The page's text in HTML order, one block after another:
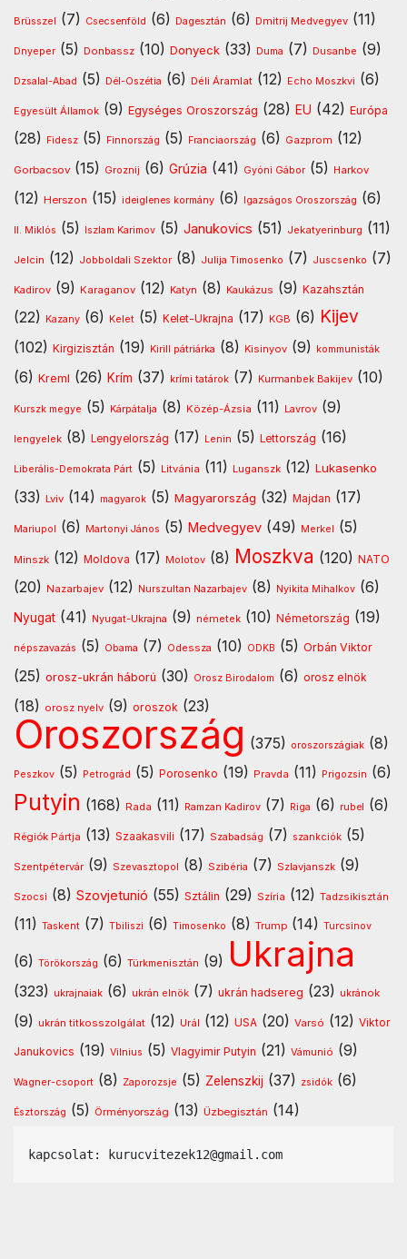
Brüsszel (7) Csecsenföld (6) Dagesztán (6) Dmitrij Medvegyev (11)
Dnyeper (5) Donbassz (10) Donyeck (33) Duma (7) Dusanbe (9)
Dzsalal-Abad (5) Dél-Oszétia (6) Déli Áramlat (12) Echo Moszkvi (6)
Egyesült Államok (9) Egységes Oroszország (28) EU (42) Európa
(28) Fidesz (5) Finnország (5) Franciaország (6) Gazprom (12)
Gorbacsov (15) Groznij (6) Grúzia (41) Gyóni Gábor (5) Harkov
(12) Herszon (15) ideiglenes kormány (6) Igazságos Oroszország (6)
II. Miklós (5) Iszlam Karimov (5) Janukovics (51) Jekatyerinburg (11)
Jelcin (12) Jobboldali Szektor (8) Julija Timosenko (7) Juscsenko (7)
Kadirov (9) Karaganov (12) Katyn (8) Kaukázus (9) Kazahsztán
(22) Kazany (6) Kelet (5) Kelet-Ukrajna (17) KGB (6) Kijev
(102) Kirgizisztán (19) Kirill pátriárka (8) Kisinyov (9) kommunisták
(6) Kreml (26) Krím (37) krími tatárok (7) Kurmanbek Bakijev (10)
Kurszk megye (5) Kárpátalja (8) Közép-Ázsia (11) Lavrov (9)
lengyelek (8) Lengyelország (17) Lenin (5) Lettország (16)
Liberális-Demokrata Párt (5) Litvánia (11) Luganszk (12) Lukasenko
(33) Lviv (14) magyarok (5) Magyarország (32) Majdan (17)
Mariupol (6) Martonyi János (5) Medvegyev (49) Merkel (5)
Minszk (12) Moldova (17) Molotov (8) Moszkva (120) NATO
(20) Nazarbajev (12) Nurszultan Nazarbajev (8) Nyikita Mihalkov (6)
Nyugat (41) Nyugat-Ukrajna (9) németek (10) Németország (19)
népszavazás (5) Obama (7) Odessza (10) ODKB (5) Orbán Viktor
(25) orosz-ukrán háború (30) Orosz Birodalom (6) orosz elnök
(18) orosz nyelv (9) oroszok (23)
Oroszország (375) oroszországiak (8)
Peszkov (5) Petrográd (5) Porosenko (19) Pravda (11) Prigozsin (6)
Putyin (168) Rada (11) Ramzan Kadirov (7) Riga (6) rubel (6)
Régiók Pártja (13) Szaakasvili (17) Szabadság (7) szankciók (5)
Szentpétervár (9) Szevasztopol (8) Szibéria (7) Szlavjanszk (9)
Szocsi (8) Szovjetunió (55) Sztálin (29) Szíria (12) Tadzsikisztán
(11) Taskent (7) Tbiliszi (6) Timosenko (8) Trump (14) Turcsinov
(6) Törökország (6) Türkmenisztán (9) Ukrajna
(323) ukrajnaiak (6) ukrán elnök (7) ukrán hadsereg (23) ukránok
(9) ukrán titkosszolgálat (12) Urál (12) USA (20) Varsó (12) Viktor
Janukovics (19) Vilnius (5) Vlagyimir Putyin (21) Vámunió (9)
Wagner-csoport (8) Zaporozsje (5) Zelenszkij (37) zsidók (6)
Észtország (5) Örményország (13) Üzbegisztán (14)
kapcsolat: kurucvitezek12@gmail.com